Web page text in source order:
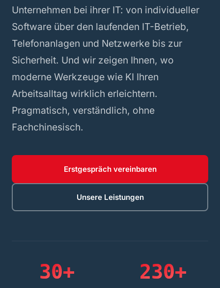
Unternehmen bei ihrer IT: von individueller
Software über den laufenden IT-Betrieb,
Telefonanlagen und Netzwerke bis zur
Sicherheit. Und wir zeigen Ihnen, wo
moderne Werkzeuge wie KI Ihren
Arbeitsalltag wirklich erleichtern.
Pragmatisch, verständlich, ohne
Fachchinesisch.
Erstgespräch vereinbaren
Unsere Leistungen
30+ 230+